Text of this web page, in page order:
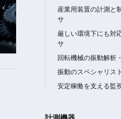
産業用装置の計測と
サ
厳しい環境下にも対
サ
回転機械の振動解析
振動のスペシャリス
安定稼働を支える監